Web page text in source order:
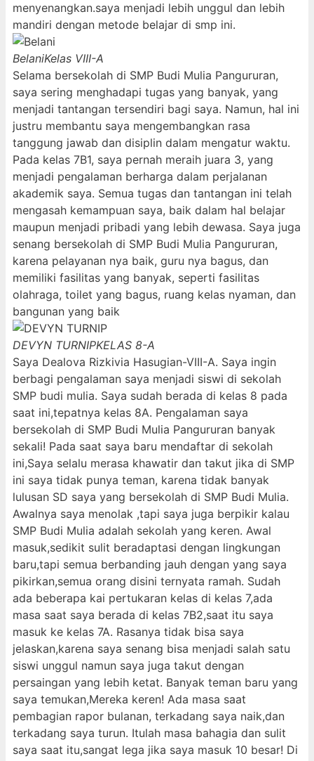
menyenangkan.saya menjadi lebih unggul dan lebih
mandiri dengan metode belajar di smp ini.
BelaniKelas VIII-A
Selama bersekolah di SMP Budi Mulia Pangururan,
saya sering menghadapi tugas yang banyak, yang
menjadi tantangan tersendiri bagi saya. Namun, hal ini
justru membantu saya mengembangkan rasa
tanggung jawab dan disiplin dalam mengatur waktu.
Pada kelas 7B1, saya pernah meraih juara 3, yang
menjadi pengalaman berharga dalam perjalanan
akademik saya. Semua tugas dan tantangan ini telah
mengasah kemampuan saya, baik dalam hal belajar
maupun menjadi pribadi yang lebih dewasa. Saya juga
senang bersekolah di SMP Budi Mulia Pangururan,
karena pelayanan nya baik, guru nya bagus, dan
memiliki fasilitas yang banyak, seperti fasilitas
olahraga, toilet yang bagus, ruang kelas nyaman, dan
bangunan yang baik
DEVYN TURNIPKELAS 8-A
Saya Dealova Rizkivia Hasugian-VIII-A. Saya ingin
berbagi pengalaman saya menjadi siswi di sekolah
SMP budi mulia. Saya sudah berada di kelas 8 pada
saat ini,tepatnya kelas 8A. Pengalaman saya
bersekolah di SMP Budi Mulia Pangururan banyak
sekali! Pada saat saya baru mendaftar di sekolah
ini,Saya selalu merasa khawatir dan takut jika di SMP
ini saya tidak punya teman, karena tidak banyak
lulusan SD saya yang bersekolah di SMP Budi Mulia.
Awalnya saya menolak ,tapi saya juga berpikir kalau
SMP Budi Mulia adalah sekolah yang keren. Awal
masuk,sedikit sulit beradaptasi dengan lingkungan
baru,tapi semua berbanding jauh dengan yang saya
pikirkan,semua orang disini ternyata ramah. Sudah
ada beberapa kai pertukaran kelas di kelas 7,ada
masa saat saya berada di kelas 7B2,saat itu saya
masuk ke kelas 7A. Rasanya tidak bisa saya
jelaskan,karena saya senang bisa menjadi salah satu
siswi unggul namun saya juga takut dengan
persaingan yang lebih ketat. Banyak teman baru yang
saya temukan,Mereka keren! Ada masa saat
pembagian rapor bulanan, terkadang saya naik,dan
terkadang saya turun. Itulah masa bahagia dan sulit
saya saat itu,sangat lega jika saya masuk 10 besar! Di